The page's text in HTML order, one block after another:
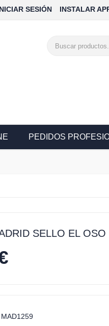
INSTALAR
SESIÓN
PEDIDOS
SELLO EL OSO
MAD1259